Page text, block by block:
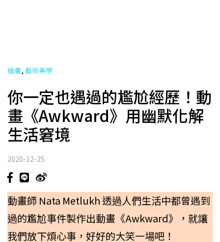
繪畫, 藝術美學
你一定也遇過的尷尬經歷！動
畫《Awkward》用幽默化解
生活窘境
2020-12-25
動畫師 Nata Metlukh 透過人們生活中都曾遇到
過的尷尬事件製作出動畫《Awkward》，就讓
我們放下煩心事，好好的大笑一場吧！